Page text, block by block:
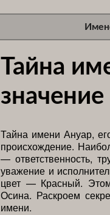
Тайна
Тайна имени Ануар,
происхождение.
— ответственность,
уважение и
цвет — Красный.
Осина. Раскроем
имени.